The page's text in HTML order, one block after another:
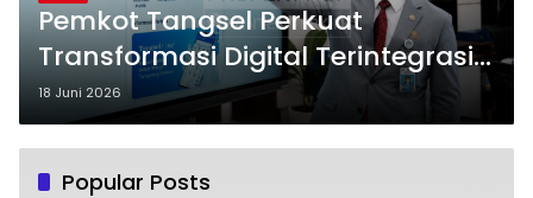
Pemkot Tangsel Perkuat
Transformasi Digital Terintegrasi
untuk Tingkatkan Layanan Publik
18 Juni 2026
Popular Posts